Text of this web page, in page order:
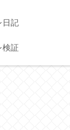
日記
検証